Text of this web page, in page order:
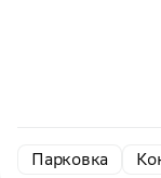
Парковка